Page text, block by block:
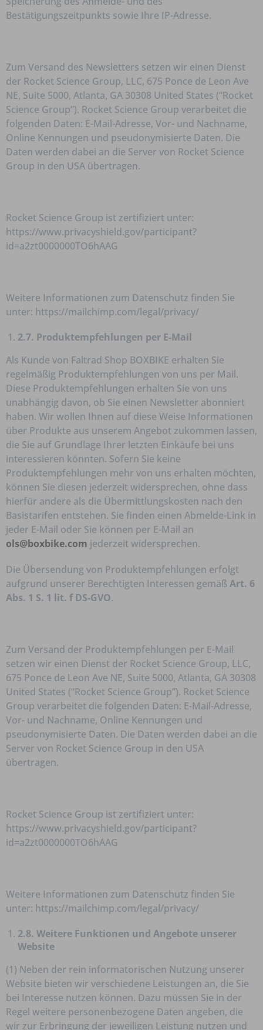
Bestätigungszeitpunkts sowie Ihre IP-Adresse.
Zum Versand des Newsletters setzen wir einen Dienst
der Rocket Science Group, LLC, 675 Ponce de Leon Ave
NE, Suite 5000, Atlanta, GA 30308 United States (“Rocket
Science Group”). Rocket Science Group verarbeitet die
folgenden Daten: E-Mail-Adresse, Vor- und Nachname,
Online Kennungen und pseudonymisierte Daten. Die
Daten werden dabei an die Server von Rocket Science
Group in den USA übertragen.
Rocket Science Group ist zertifiziert unter:
https://www.privacyshield.gov/participant?
id=a2zt0000000TO6hAAG
Weitere Informationen zum Datenschutz finden Sie
unter: https://mailchimp.com/legal/privacy/
2.7. Produktempfehlungen per E-Mail
Als Kunde von Faltrad Shop BOXBIKE erhalten Sie
regelmäßig Produktempfehlungen von uns per Mail.
Diese Produktempfehlungen erhalten Sie von uns
unabhängig davon, ob Sie einen Newsletter abonniert
haben. Wir wollen Ihnen auf diese Weise Informationen
über Produkte aus unserem Angebot zukommen lassen,
die Sie auf Grundlage Ihrer letzten Einkäufe bei uns
interessieren könnten. Sofern Sie keine
Produktempfehlungen mehr von uns erhalten möchten,
können Sie diesen jederzeit widersprechen, ohne dass
hierfür andere als die Übermittlungskosten nach den
Basistarifen entstehen. Sie finden einen Abmelde-Link in
jeder E-Mail oder Sie können per E-Mail an
ols@boxbike.com jederzeit widersprechen.
Die Übersendung von Produktempfehlungen erfolgt
aufgrund unserer Berechtigten Interessen gemäßArt. 6
Abs. 1 S. 1 lit. f DS-GVO.
Zum Versand der Produktempfehlungen per E-Mail
setzen wir einen Dienst der Rocket Science Group, LLC,
675 Ponce de Leon Ave NE, Suite 5000, Atlanta, GA 30308
United States (“Rocket Science Group”). Rocket Science
Group verarbeitet die folgenden Daten: E-Mail-Adresse,
Vor- und Nachname, Online Kennungen und
pseudonymisierte Daten. Die Daten werden dabei an die
Server von Rocket Science Group in den USA
übertragen.
Rocket Science Group ist zertifiziert unter:
https://www.privacyshield.gov/participant?
id=a2zt0000000TO6hAAG
Weitere Informationen zum Datenschutz finden Sie
unter: https://mailchimp.com/legal/privacy/
2.8. Weitere Funktionen und Angebote unserer
Website
(1) Neben der rein informatorischen Nutzung unserer
Website bieten wir verschiedene Leistungen an, die Sie
bei Interesse nutzen können. Dazu müssen Sie in der
Regel weitere personenbezogene Daten angeben, die
wir zur Erbringung der jeweiligen Leistung nutzen und